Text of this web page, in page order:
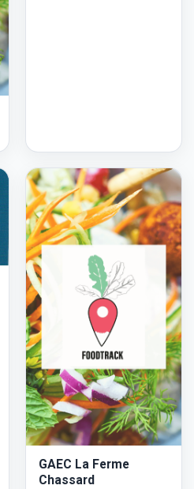
GAEC La Ferme
Chassard